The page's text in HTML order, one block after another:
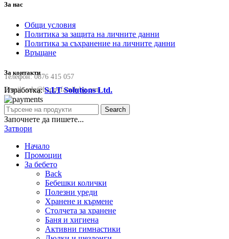
За нас
Общи условия
Политика за защита на личните данни
Политика за съхранение на личните данни
Връщане
За контакти
Телефон:0876 415 057
Email:sale@happyfamilybg.com
Изработка:S.I.T Solutions Ltd.
Search
Започнете да пишете...
Затвори
Начало
Промоции
За бебето
Back
Бебешки колички
Полезни уреди
Хранене и кърмене
Столчета за хранене
Баня и хигиена
Активни гимнастики